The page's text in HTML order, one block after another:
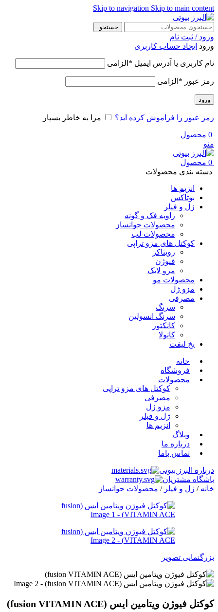
Skip to navigation Skip to main content
جستجو
ورود / ثبت نام
ورود ایجاد حساب کاربری
نام کاربری یا آدرس ایمیل * الزامی
رمز عبور * الزامی
ورود
رمز عبور را فراموش کرده اید؟ مرا به خاطر بسپار
0 محصول
منو
0 محصول
دسته بندی محصولات
انزیم ها
بوتاکس
ژل و فیلر
زاویه فک و گونه
محصولات جوانساز
محصولات لب
کوکتل های مزو تراپی
رویتاکر
فیوژن
مزو لایک
محصولات مو
مزو ژل
مصرفی
سرنگ
سرنگ انسولین
کانکتور
کانولا
نخ لیفت
خانه
فروشگاه
محصولات
کوکتل های مزو تراپی
مصرفی
مزو ژل
ژل و فیلر
انزیم ها
وبلاگ
درباره ما
تماس باما
درباره البرز بیوتی
باشگاه مشتریان
خانه/ ژل و فیلر/ محصولات جوانساز
بزرگنمایی تصویر
کوکتل فیوژن ویتامین ایس (fusion VITAMIN ACE)